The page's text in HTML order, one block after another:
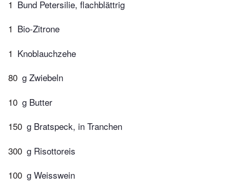
1 Bund Petersilie, flachblättrig
1 Bio-Zitrone
1 Knoblauchzehe
80 g Zwiebeln
10 g Butter
150 g Bratspeck, in Tranchen
300 g Risottoreis
100 g Weisswein